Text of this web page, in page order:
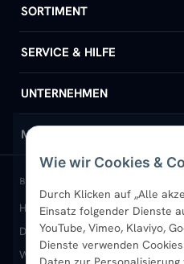
Wie wir Cookies &
Durch Klicken auf „Alle
Einsatz folgender Dienste
YouTube, Vimeo, Klaviyo,
Dienste verwenden
SORTIMENT
Badheizkörper
Handtuchheizkörper
Design-Heizkörper
Paneelheizkörper
Vertikal-Heizkörper
Heizkörper-Zubehör
SERVICE & HILFE
Hilfe & Kontakt
Versand & Lieferung
Rückgabe & Widerruf
Garantie & Gewährleistung
Montageservice vor Ort
UNTERNEHMEN
Wir über uns
Standort & Abholung Jüchen
B2B-Kunden
Karriere
MEIN KONTO
Anmelden / Mein Konto
Merkliste
Newsletter
BELIEBTE KATEGORIEN
Heizkörper kaufenBadheizkörper
Design-Heizkörper
Wandheizkörper Wohnraum-